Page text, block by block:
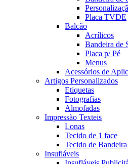
Placa TVDE
Balcão
Acrílicos
Bandeira de
Placa p/ Pé
Menus
Acessórios de
Artigos Personalizados
Etiquetas
Fotografias
Almofadas
Impressão Texteis
Lonas
Tecido de 1 face
Tecido de Bandeira
Insufláveis